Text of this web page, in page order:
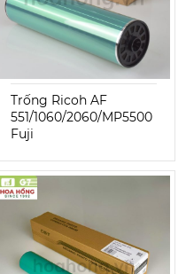
Trống Ricoh AF
551/1060/2060/MP5500
Fuji